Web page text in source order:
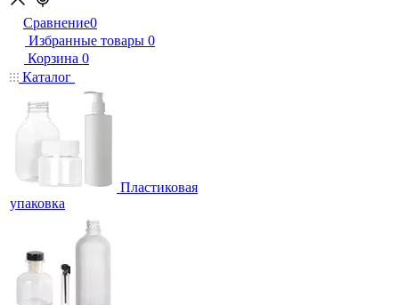
Сравнение0
Избранные товары 0
Корзина 0
Каталог
Пластиковая
упаковка